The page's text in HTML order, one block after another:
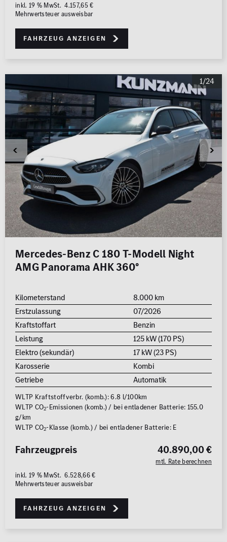
inkl. 19 % MwSt. 4.157,65 €
Mehrwertsteuer ausweisbar
Fahrzeug anzeigen
1/24
Mercedes-Benz C 180 T-Modell Night
AMG Panorama AHK 360°
Kilometerstand
8.000 km
Erstzulassung
07/2026
Kraftstoffart
Benzin
Leistung
125 kW (170 PS)
Elektro (sekundär)
17 kW (23 PS)
Karosserie
Kombi
Getriebe
Automatik
WLTP Kraftstoffverbr. (komb.): 6.8 l/100km
WLTP CO2-Emissionen (komb.) / bei entladener Batterie: 155.0
g/km
WLTP CO2-Klasse (komb.) / bei entladener Batterie: E
40.890,00 €
mtl. Rate berechnen
Fahrzeugpreis
inkl. 19 % MwSt. 6.528,66 €
Mehrwertsteuer ausweisbar
Fahrzeug anzeigen